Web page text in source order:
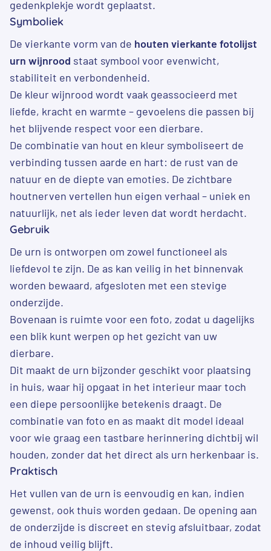
gedenkplekje wordt geplaatst.
Symboliek
De vierkante vorm van de houten vierkante fotolijst
urn wijnrood staat symbool voor evenwicht,
stabiliteit en verbondenheid.
De kleur wijnrood wordt vaak geassocieerd met
liefde, kracht en warmte – gevoelens die passen bij
het blijvende respect voor een dierbare.
De combinatie van hout en kleur symboliseert de
verbinding tussen aarde en hart: de rust van de
natuur en de diepte van emoties. De zichtbare
houtnerven vertellen hun eigen verhaal – uniek en
natuurlijk, net als ieder leven dat wordt herdacht.
Gebruik
De urn is ontworpen om zowel functioneel als
liefdevol te zijn. De as kan veilig in het binnenvak
worden bewaard, afgesloten met een stevige
onderzijde.
Bovenaan is ruimte voor een foto, zodat u dagelijks
een blik kunt werpen op het gezicht van uw
dierbare.
Dit maakt de urn bijzonder geschikt voor plaatsing
in huis, waar hij opgaat in het interieur maar toch
een diepe persoonlijke betekenis draagt. De
combinatie van foto en as maakt dit model ideaal
voor wie graag een tastbare herinnering dichtbij wil
houden, zonder dat het direct als urn herkenbaar is.
Praktisch
Het vullen van de urn is eenvoudig en kan, indien
gewenst, ook thuis worden gedaan. De opening aan
de onderzijde is discreet en stevig afsluitbaar, zodat
de inhoud veilig blijft.